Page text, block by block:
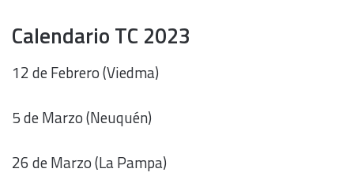
Calendario TC 2023
12 de Febrero (Viedma)
5 de Marzo (Neuquén)
26 de Marzo (La Pampa)